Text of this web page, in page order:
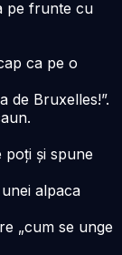
pe frunte cu
ca pe o
de Bruxelles!”.
poți și spune
alpaca
„cum se unge